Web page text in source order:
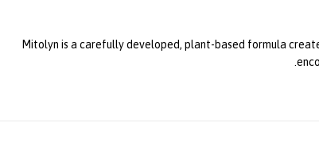
Mitolyn is a carefully developed, plant-based formula